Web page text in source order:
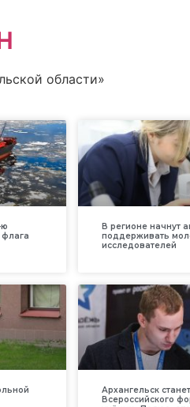
области»
ю
В регионе начнут
поддерживать
исследователей
Архангельск
Всероссийского